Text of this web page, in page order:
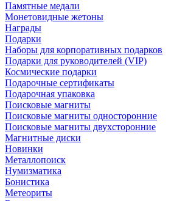
Памятные медали
Монетовидные жетоны
Награды
Подарки
Наборы для корпоративных подарков
Подарки для руководителей (VIP)
Космические подарки
Подарочные сертификаты
Подарочная упаковка
Поисковые магниты
Поисковые магниты односторонние
Поисковые магниты двухсторонние
Магнитные диски
Новинки
Металлопоиск
Нумизматика
Бонистика
Метеориты